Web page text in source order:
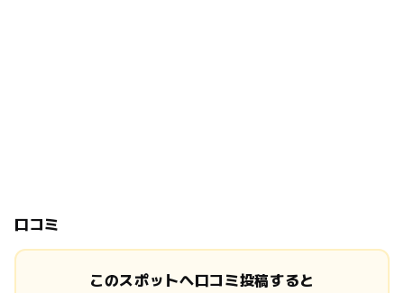
口コミ
このスポットへ口コミ投稿すると